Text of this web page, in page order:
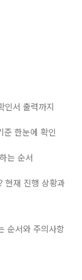
인서 출력까지
준 한눈에 확인
는 순서
현재 진행 상황과
순서와 주의사항